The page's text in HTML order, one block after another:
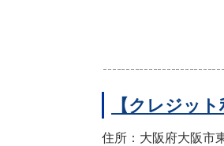
【クレジッ
住所：大阪府大阪市